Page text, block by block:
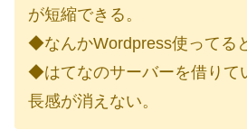
が短縮できる。
◆なんかWordpress使ってる
◆はてなのサーバーを借りて
長感が消えない。